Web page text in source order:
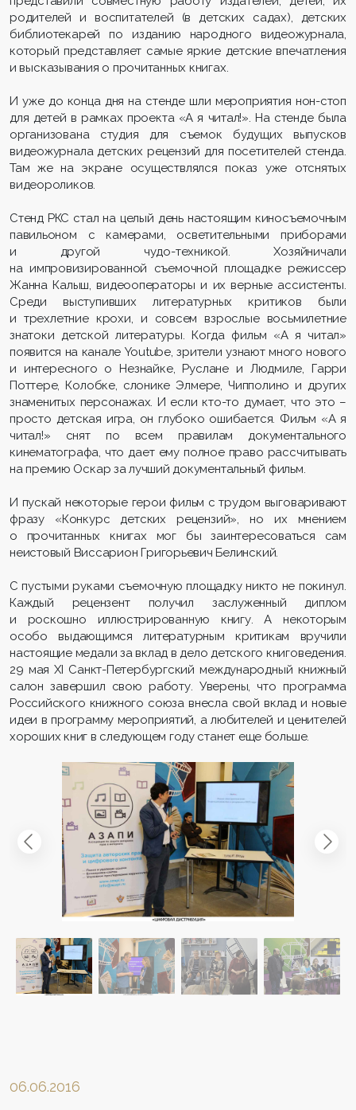
родителей и воспитателей (в детских садах), детских
библиотекарей по изданию народного видеожурнала,
который представляет самые яркие детские впечатления
и высказывания о прочитанных книгах.
И уже до конца дня на стенде шли мероприятия нон-стоп
для детей в рамках проекта «А я читал!». На стенде была
организована студия для съемок будущих выпусков
видеожурнала детских рецензий для посетителей стенда.
Там же на экране осуществлялся показ уже отснятых
видеороликов.
Стенд РКС стал на целый день настоящим киносъемочным
павильоном с камерами, осветительными приборами
и другой чудо-техникой. Хозяйничали
на импровизированной съемочной площадке режиссер
Жанна Калыш, видеооператоры и их верные ассистенты.
Среди выступивших литературных критиков были
и трехлетние крохи, и совсем взрослые восьмилетние
знатоки детской литературы. Когда фильм «А я читал»
появится на канале Youtube, зрители узнают много нового
и интересного о Незнайке, Руслане и Людмиле, Гарри
Поттере, Колобке, слонике Элмере, Чипполино и других
знаменитых персонажах. И если кто-то думает, что это –
просто детская игра, он глубоко ошибается. Фильм «А я
читал!» снят по всем правилам документального
кинематографа, что дает ему полное право рассчитывать
на премию Оскар за лучший документальный фильм.
И пускай некоторые герои фильм с трудом выговаривают
фразу «Конкурс детских рецензий», но их мнением
о прочитанных книгах мог бы заинтересоваться сам
неистовый Виссарион Григорьевич Белинский.
С пустыми руками съемочную площадку никто не покинул.
Каждый рецензент получил заслуженный диплом
и роскошно иллюстрированную книгу. А некоторым
особо выдающимся литературным критикам вручили
настоящие медали за вклад в дело детского книговедения.
29 мая XI Санкт-Петербургский международный книжный
салон завершил свою работу. Уверены, что программа
Российского книжного союза внесла свой вклад и новые
идеи в программу мероприятий, а любителей и ценителей
хороших книг в следующем году станет еще больше.
06.06.2016